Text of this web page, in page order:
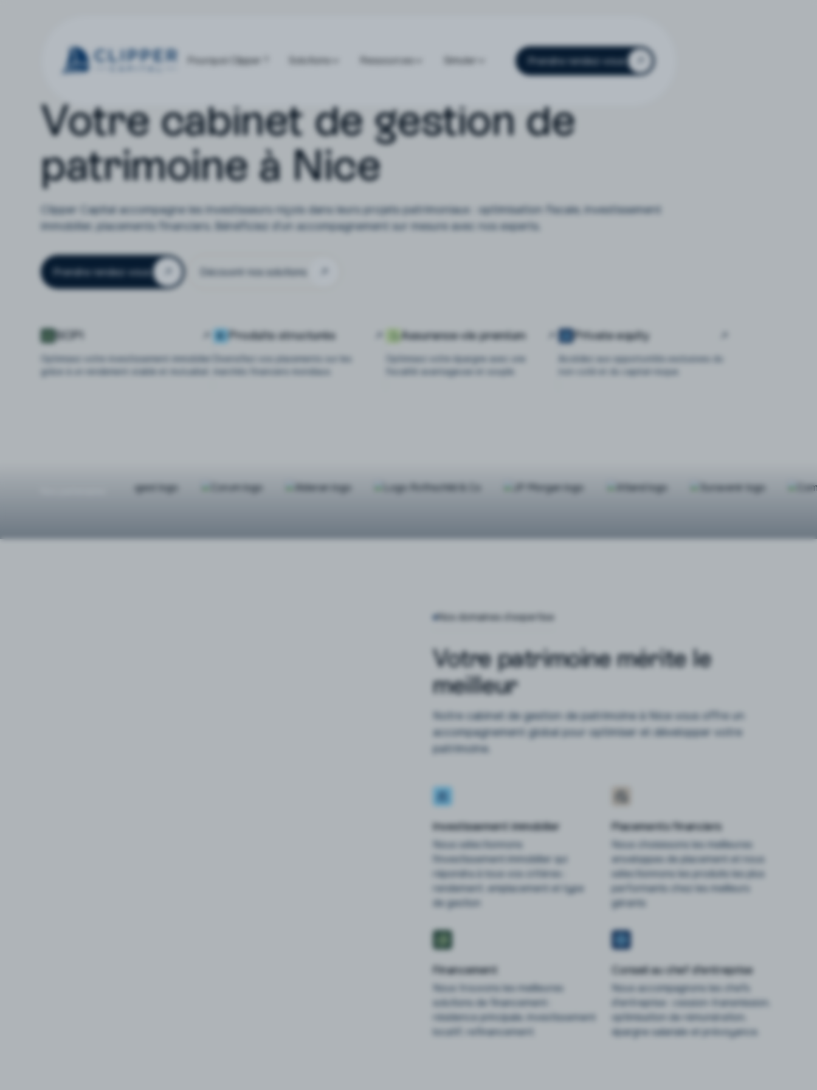
Pourquoi Clipper ? Solutions Ressources Simuler Prendre rendez-vous
Votre cabinet de gestion de
patrimoine à Nice
Clipper Capital accompagne les investisseurs niçois dans leurs projets patrimoniaux : optimisation fiscale, investissement
immobilier, placements financiers. Bénéficiez d'un accompagnement sur mesure avec nos experts.
Prendre rendez-vous Découvrir nos solutions
SCPI
Optimisez votre investissement immobilier
grâce à un rendement stable et mutualisé.
Produits structurés
Diversifiez vos placements sur les
marchés financiers mondiaux.
Assurance-vie premium
Optimisez votre épargne avec une
fiscalité avantageuse et souple.
Private equity
Accédez aux opportunités exclusives du
non-coté et du capital-risque.
Nos domaines d’expertise
Votre patrimoine mérite le
meilleur
Notre cabinet de gestion de patrimoine à Nice vous offre un
accompagnement global pour optimiser et développer votre
patrimoine.
Investissement immobilier
Nous sélectionnons
l'investissement immobilier qui
répondra à tous vos critères :
rendement, emplacement et type
de gestion
Placements financiers
Nous choisissons les meilleures
enveloppes de placement et nous
sélectionnons les produits les plus
performants chez les meilleurs
gérants
Financement
Nous trouvons les meilleures
solutions de financement :
résidence principale, investissement
locatif, refinancement.
Conseil au chef d'entreprise
Nous accompagnons les chefs
d'entreprise : cession-transmission,
optimisation de rémunération,
épargne salariale et prévoyance.